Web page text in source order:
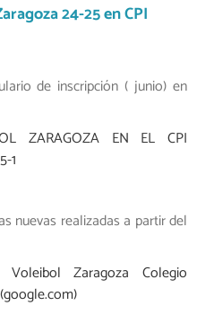
24-25 en CPI
de inscripción ( junio) en
ZARAGOZA EN EL CPI
1
nuevas realizadas a partir del
Voleibol Zaragoza Colegio